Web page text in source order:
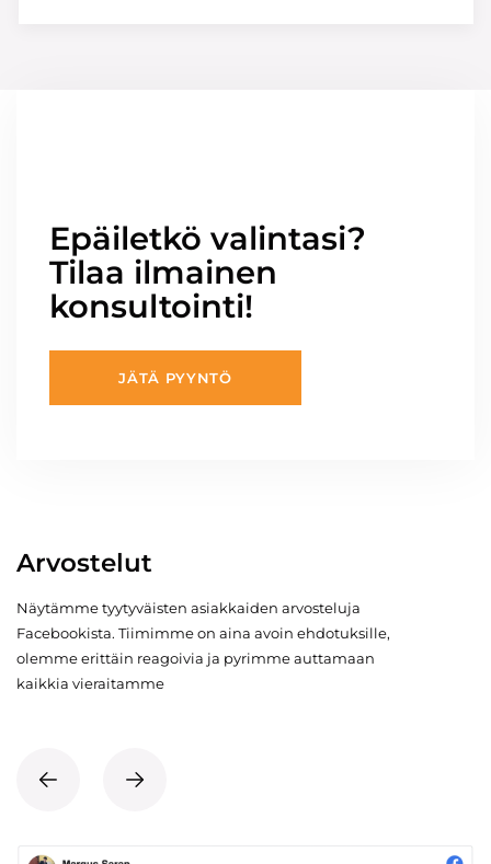
Epäiletkö valintasi?
Tilaa ilmainen
konsultointi!
JÄTÄ PYYNTÖ
Arvostelut
Näytämme tyytyväisten asiakkaiden arvosteluja
Facebookista. Tiimimme on aina avoin ehdotuksille,
olemme erittäin reagoivia ja pyrimme auttamaan
kaikkia vieraitamme